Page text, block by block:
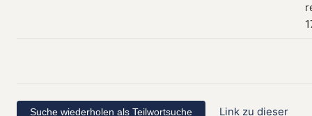
Link zu dieser